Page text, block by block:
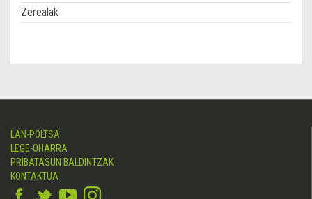
Zerealak
LAN-POLTSA
LEGE-OHARRA
PRIBATASUN BALDINTZAK
KONTAKTUA